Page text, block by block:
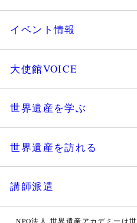
組織図・役員
法人会員・協賛団体／
イベント情報
展示会
ツアー情報
大使館VOICE
世界遺産を学ぶ
世界遺産検定 公式HP
世界遺産を訪れる
講師派遣
WHA認定講師につい
NPO法人 世界遺産アカデミーは